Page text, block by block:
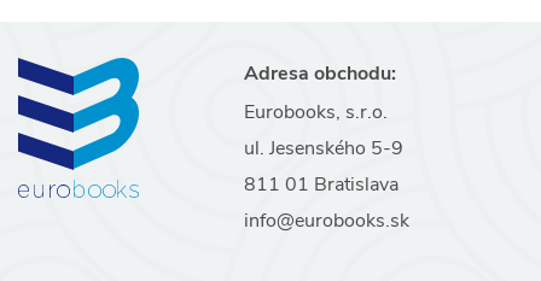
Adresa obchodu:
Eurobooks, s.r.o.
ul. Jesenského 5-9
811 01 Bratislava
info@eurobooks.sk